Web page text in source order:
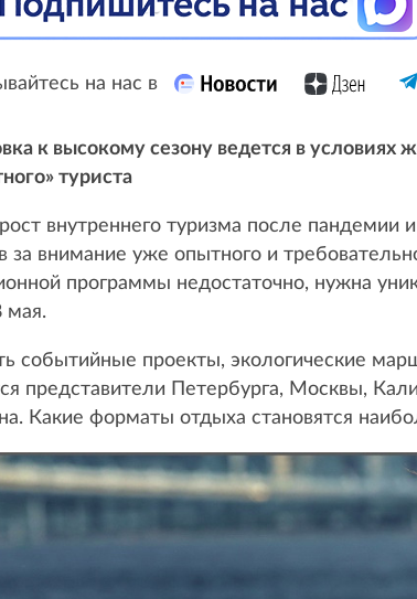
на нас в
к высокому сезону ведется в
туриста
внутреннего туризма после пандемии
за внимание уже опытного и
программы недостаточно, нужна
мая.
событийные проекты, экологические
представители Петербурга, Москвы,
Какие форматы отдыха становятся